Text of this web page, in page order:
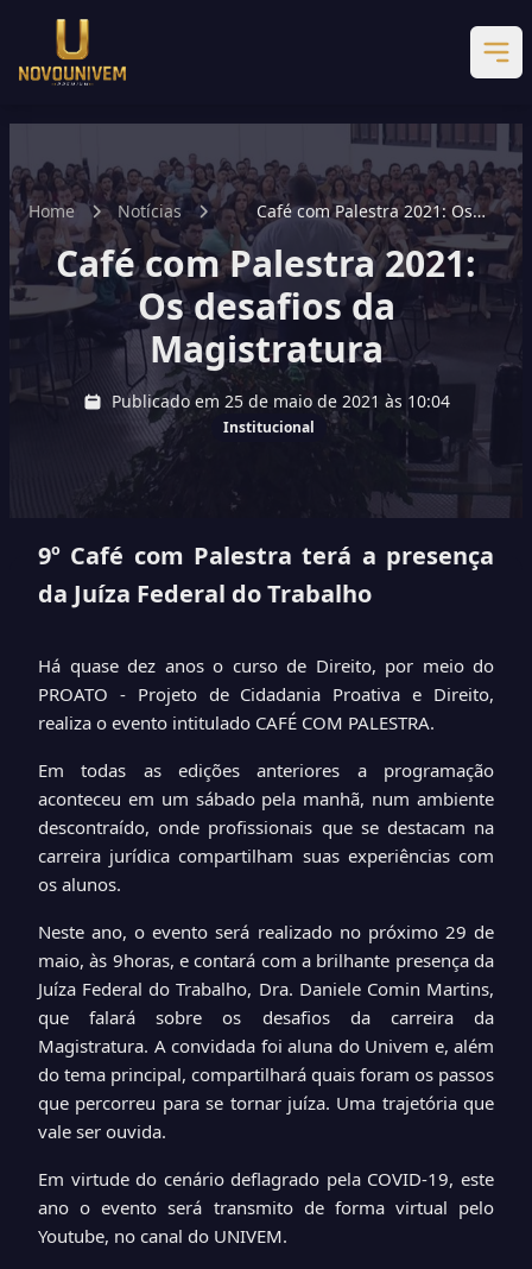
Home Notícias
Café com Palestra 2021: Os
desafios da Magistratura
Café com Palestra 2021:
Os desafios da
Magistratura
Publicado em 25 de maio de 2021 às 10:04
Institucional
9º Café com Palestra terá a presença
da Juíza Federal do Trabalho
Há quase dez anos o curso de Direito, por meio do
PROATO - Projeto de Cidadania Proativa e Direito,
realiza o evento intitulado CAFÉ COM PALESTRA.
Em todas as edições anteriores a programação
aconteceu em um sábado pela manhã, num ambiente
descontraído, onde profissionais que se destacam na
carreira jurídica compartilham suas experiências com
os alunos.
Neste ano, o evento será realizado no próximo 29 de
maio, às 9horas, e contará com a brilhante presença da
Juíza Federal do Trabalho, Dra. Daniele Comin Martins,
que falará sobre os desafios da carreira da
Magistratura. A convidada foi aluna do Univem e, além
do tema principal, compartilhará quais foram os passos
que percorreu para se tornar juíza. Uma trajetória que
vale ser ouvida.
Em virtude do cenário deflagrado pela COVID-19, este
ano o evento será transmito de forma virtual pelo
Youtube, no canal do UNIVEM.